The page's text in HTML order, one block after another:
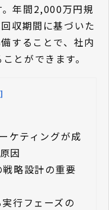
年間2,000万円規
収期間に基づいた
することで、社内
とができます。
ケティングが成
因
略設計の重要
行フェーズの